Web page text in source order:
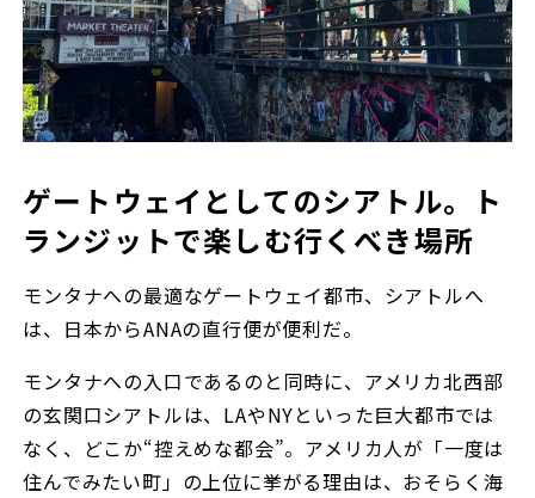
ゲートウェイとしてのシアトル。ト
ランジットで楽しむ行くべき場所
モンタナへの最適なゲートウェイ都市、シアトルへ
は、日本からANAの直行便が便利だ。
モンタナへの入口であるのと同時に、アメリカ北西部
の玄関口シアトルは、LAやNYといった巨大都市では
なく、どこか“控えめな都会”。アメリカ人が「一度は
住んでみたい町」の上位に挙がる理由は、おそらく海